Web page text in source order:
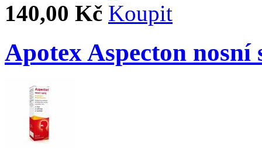
140,00 Kč
Apotex Aspecton nosní